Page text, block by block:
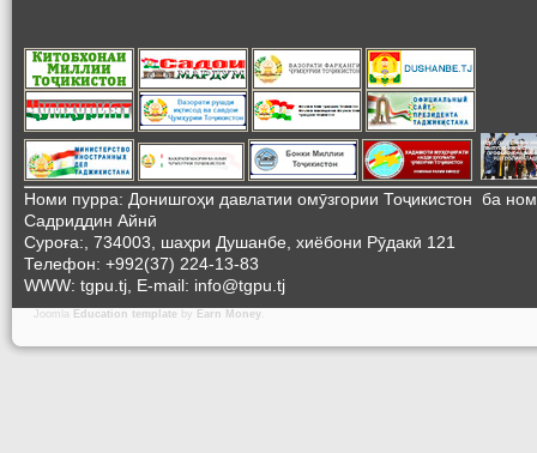
Номи пурра: Донишгоҳи давлатии омӯзгории Тоҷикистон ба
Садриддин Айнӣ
Суроға:, 734003, шаҳри Душанбе, хиёбони Рӯдакӣ 121
Телефон: +992(37) 224-13-83
WWW: tgpu.tj, E-mail: info@tgpu.tj
Joomla Education template by Earn Money